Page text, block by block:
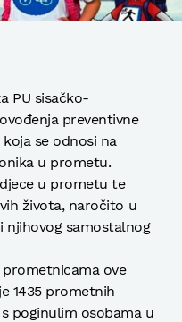
PU sisačko-
preventivne
koja se odnosi na
u prometu.
u prometu te
života, naročito u
njihovog samostalnog
prometnicama ove
1435 prometnih
poginulim osobama u